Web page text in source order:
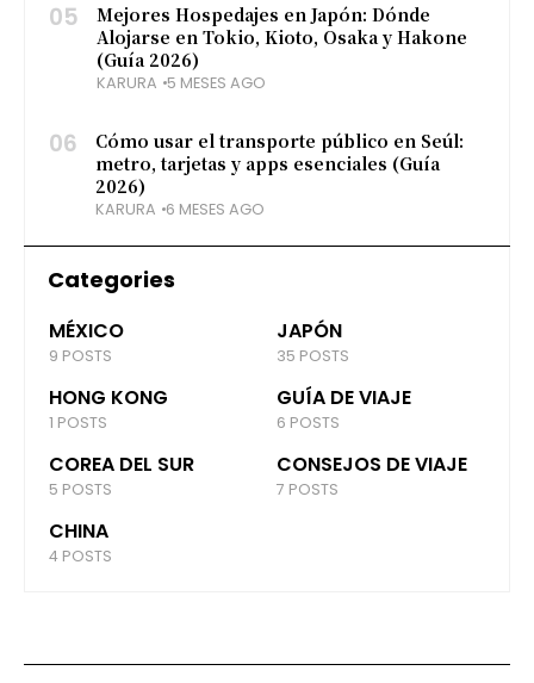
05
Mejores Hospedajes en Japón: Dónde
Alojarse en Tokio, Kioto, Osaka y Hakone
(Guía 2026)
KARURA 5 MESES AGO
06
Cómo usar el transporte público en Seúl:
metro, tarjetas y apps esenciales (Guía
2026)
KARURA 6 MESES AGO
Categories
MÉXICO
9 POSTS
JAPÓN
35 POSTS
HONG KONG
1 POSTS
GUÍA DE VIAJE
6 POSTS
COREA DEL SUR
5 POSTS
CONSEJOS DE VIAJE
7 POSTS
CHINA
4 POSTS